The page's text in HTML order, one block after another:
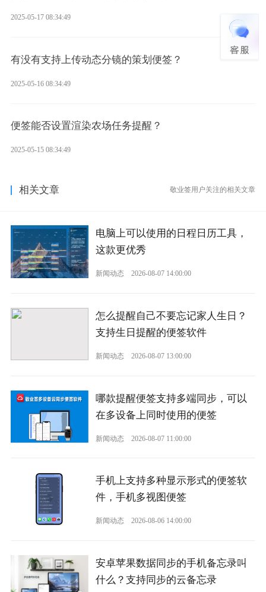
2025-05-17 08:34:49
有没有支持上传动态分镜的策划便签？
2025-05-16 08:34:49
便签能否设置渲染农场任务提醒？
2025-05-15 08:34:49
相关文章 敬业签用户关注的相关文章
电脑上可以使用的日程日历工具，
这款更优秀
新闻动态 2026-08-07 14:00:00
怎么提醒自己不要忘记家人生日？
支持生日提醒的便签软件
新闻动态 2026-08-07 13:00:00
哪款提醒便签支持多端同步，可以
在多设备上同时使用的便签
新闻动态 2026-08-07 11:00:00
手机上支持多种显示形式的便签软
件，手机多视图便签
新闻动态 2026-08-06 14:00:00
安卓苹果数据同步的手机备忘录叫
什么？支持同步的云备忘录